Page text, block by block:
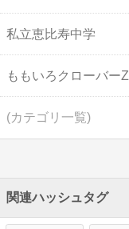
私立恵比寿中学
ももいろクローバーZ
(カテゴリ一覧)
関連ハッシュタグ